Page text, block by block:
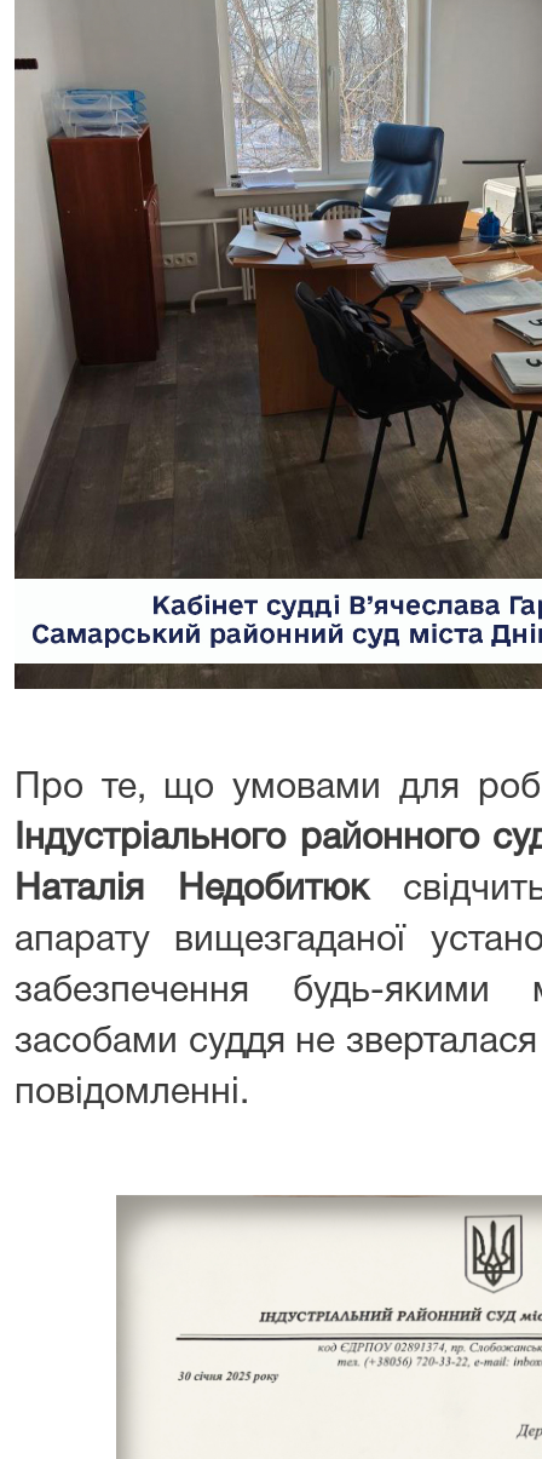
Про те, що умовами для
Індустріального районного
Наталія Недобитюк
апарату вищезгаданої
забезпечення будь-якими
засобами суддя не
повідомленні.